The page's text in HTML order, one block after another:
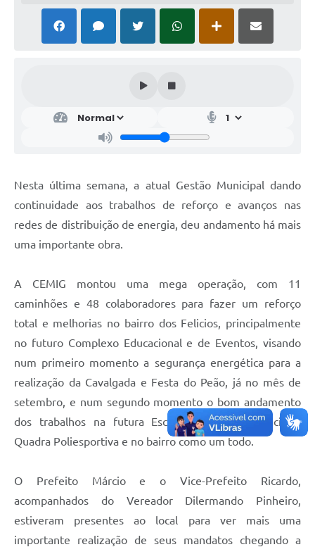
Nesta última semana, a atual Gestão Municipal dando
continuidade aos trabalhos de reforço e avanços nas
redes de distribuição de energia, deu andamento há mais
uma importante obra.
A CEMIG montou uma mega operação, com 11
caminhões e 48 colaboradores para fazer um reforço
total e melhorias no bairro dos Felicios, principalmente
no futuro Complexo Educacional e de Eventos, visando
num primeiro momento a segurança energética para a
realização da Cavalgada e Festa do Peão, já no mês de
setembro, e num segundo momento o bom andamento
dos trabalhos na futura Escola, Creche, Delegacia e
Quadra Poliesportiva e no bairro como um todo.
O Prefeito Márcio e o Vice-Prefeito Ricardo,
acompanhados do Vereador Dilermando Pinheiro,
estiveram presentes ao local para ver mais uma
importante realização de seus mandatos chegando a